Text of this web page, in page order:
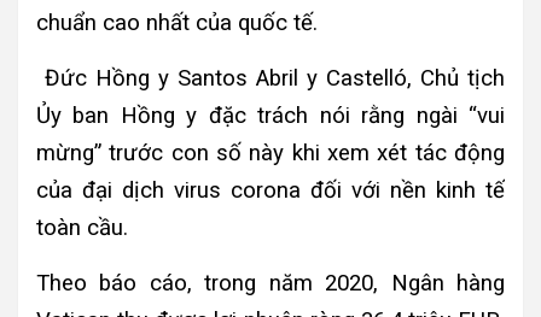
chuẩn cao nhất của quốc tế.
Đức Hồng y Santos Abril y Castelló, Chủ tịch
Ủy ban Hồng y đặc trách nói rằng ngài “vui
mừng” trước con số này khi xem xét tác động
của đại dịch virus corona đối với nền kinh tế
toàn cầu.
Theo báo cáo, trong năm 2020, Ngân hàng